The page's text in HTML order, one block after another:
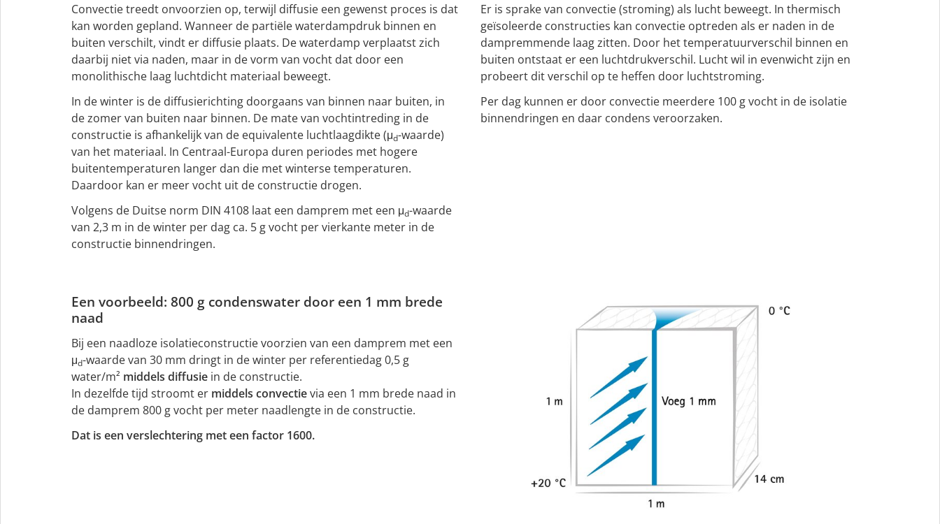
Convectie treedt onvoorzien op, terwijl diffusie een gewenst proces is dat
kan worden gepland. Wanneer de partiële waterdampdruk binnen en
buiten verschilt, vindt er diffusie plaats. De waterdamp verplaatst zich
daarbij niet via naden, maar in de vorm van vocht dat door een
monolithische laag luchtdicht materiaal beweegt.
In de winter is de diffusierichting doorgaans van binnen naar buiten, in
de zomer van buiten naar binnen. De mate van vochtintreding in de
constructie is afhankelijk van de equivalente luchtlaagdikte (μd-waarde)
van het materiaal. In Centraal-Europa duren periodes met hogere
buitentemperaturen langer dan die met winterse temperaturen.
Daardoor kan er meer vocht uit de constructie drogen.
Volgens de Duitse norm DIN 4108 laat een damprem met een μd-waarde
van 2,3 m in de winter per dag ca. 5 g vocht per vierkante meter in de
constructie binnendringen.
Er is sprake van convectie (stroming) als lucht beweegt. In thermisch
geïsoleerde constructies kan convectie optreden als er naden in de
dampremmende laag zitten. Door het temperatuurverschil binnen en
buiten ontstaat er een luchtdrukverschil. Lucht wil in evenwicht zijn en
probeert dit verschil op te heffen door luchtstroming.
Per dag kunnen er door convectie meerdere 100 g vocht in de isolatie
binnendringen en daar condens veroorzaken.
Een voorbeeld: 800 g condenswater door een 1 mm brede
naad
Bij een naadloze isolatieconstructie voorzien van een damprem met een
μd-waarde van 30 mm dringt in de winter per referentiedag 0,5 g
water/m² middels diffusie in de constructie.
In dezelfde tijd stroomt er middels convectievia een 1 mm brede naad in
de damprem 800 g vocht per meter naadlengte in de constructie.
Dat is een verslechtering met een factor 1600.